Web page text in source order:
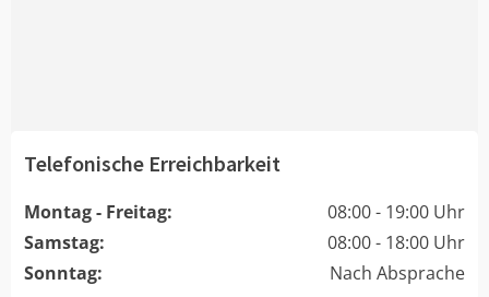
Telefonische Erreichbarkeit
Montag - Freitag:
08:00 - 19:00 Uhr
Samstag:
08:00 - 18:00 Uhr
Sonntag:
Nach Absprache